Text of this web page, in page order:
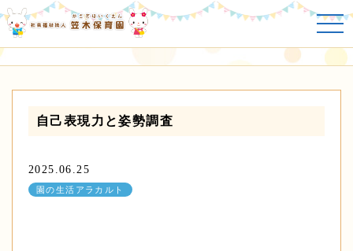
園の生活アラカルト
自己表現力と姿勢調査
2025.06.25
園の生活アラカルト